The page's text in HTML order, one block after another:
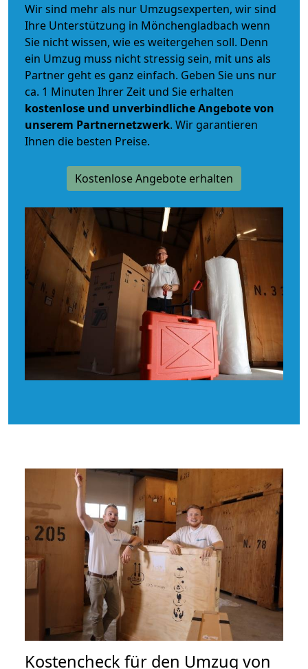
Wir sind mehr als nur Umzugsexperten, wir sind
Ihre Unterstützung in Mönchengladbach wenn
Sie nicht wissen, wie es weitergehen soll. Denn
ein Umzug muss nicht stressig sein, mit uns als
Partner geht es ganz einfach. Geben Sie uns nur
ca. 1 Minuten Ihrer Zeit und Sie erhalten
kostenlose und unverbindlicheAngebote von
unserem Partnernetzwerk. Wir garantieren
Ihnen die besten Preise.
Kostenlose Angebote erhalten
Kostencheck für den Umzug von